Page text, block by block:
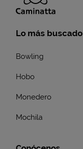
Lo más buscado
Bowling
Hobo
Monedero
Mochila